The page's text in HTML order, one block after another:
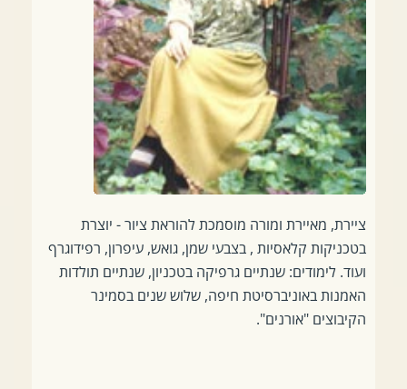
ציירת, מאיירת ומורה מוסמכת להוראת ציור - יוצרת
בטכניקות קלאסיות , בצבעי שמן, גואש, עיפרון, רפידוגרף
ועוד. לימודים: שנתיים גרפיקה בטכניון, שנתיים תולדות
האמנות באוניברסיטת חיפה, שלוש שנים בסמינר
הקיבוצים "אורנים".